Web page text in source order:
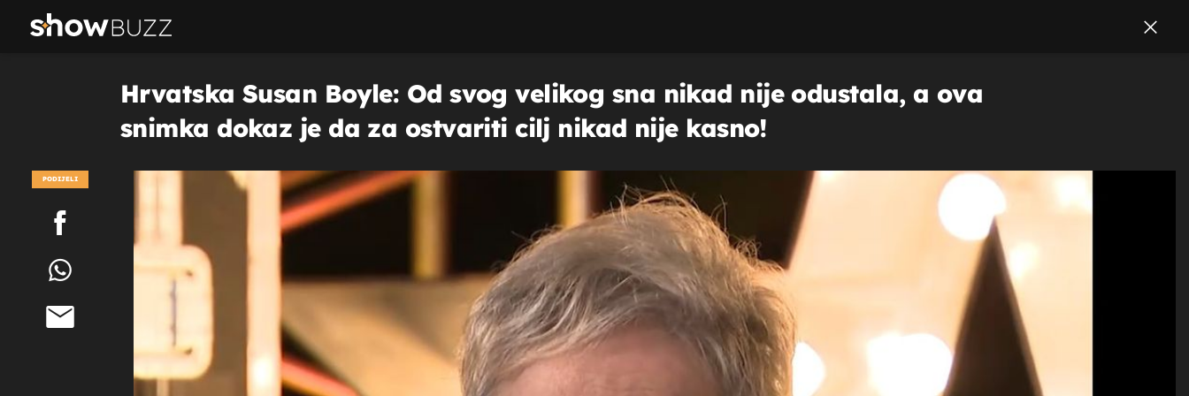
Hrvatska Susan Boyle: Od svog velikog sna nikad nije odustala, a ova
snimka dokaz je da za ostvariti cilj nikad nije kasno!
PODIJELI
POGLEDAJ